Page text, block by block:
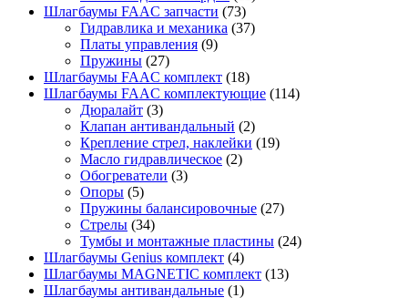
Шлагбаумы FAAC запчасти (73)
Гидравлика и механика (37)
Платы управления (9)
Пружины (27)
Шлагбаумы FAAC комплект (18)
Шлагбаумы FAAC комплектующие (114)
Дюралайт (3)
Клапан антивандальный (2)
Крепление стрел, наклейки (19)
Масло гидравлическое (2)
Обогреватели (3)
Опоры (5)
Пружины балансировочные (27)
Стрелы (34)
Тумбы и монтажные пластины (24)
Шлагбаумы Genius комплект (4)
Шлагбаумы MAGNETIC комплект (13)
Шлагбаумы антивандальные (1)